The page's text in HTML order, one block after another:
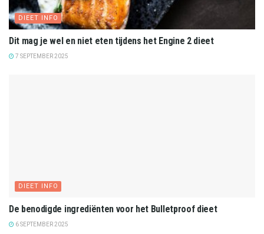
DIEET INFO
Dit mag je wel en niet eten tijdens het Engine 2 dieet
7 SEPTEMBER 2025
DIEET INFO
De benodigde ingrediënten voor het Bulletproof dieet
6 SEPTEMBER 2025